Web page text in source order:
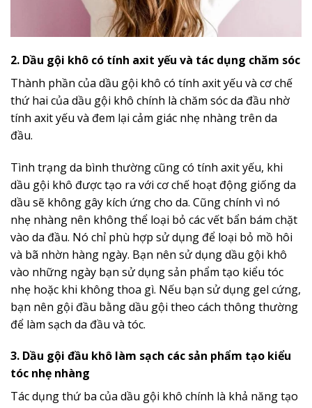
2. Dầu gội khô có tính axit yếu và tác dụng chăm sóc
Thành phần của dầu gội khô có tính axit yếu và cơ chế
thứ hai của dầu gội khô chính là chăm sóc da đầu nhờ
tính axit yếu và đem lại cảm giác nhẹ nhàng trên da
đầu.
Tình trạng da bình thường cũng có tính axit yếu, khi
dầu gội khô được tạo ra với cơ chế hoạt động giống da
dầu sẽ không gây kích ứng cho da. Cũng chính vì nó
nhẹ nhàng nên không thể loại bỏ các vết bẩn bám chặt
vào da đầu. Nó chỉ phù hợp sử dụng để loại bỏ mồ hôi
và bã nhờn hàng ngày. Bạn nên sử dụng dầu gội khô
vào những ngày bạn sử dụng sản phẩm tạo kiểu tóc
nhẹ hoặc khi không thoa gì. Nếu bạn sử dụng gel cứng,
bạn nên gội đầu bằng dầu gội theo cách thông thường
để làm sạch da đầu và tóc.
3. Dầu gội đầu khô làm sạch các sản phẩm tạo kiểu
tóc nhẹ nhàng
Tác dụng thứ ba của dầu gội khô chính là khả năng tạo